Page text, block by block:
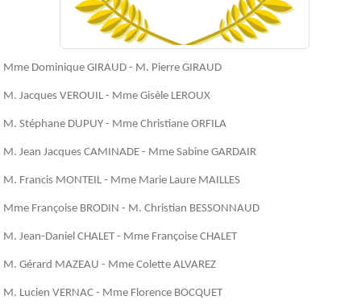
Mme Dominique GIRAUD - M. Pierre GIRAUD
M. Jacques VEROUIL - Mme Gisèle LEROUX
M. Stéphane DUPUY - Mme Christiane ORFILA
M. Jean Jacques CAMINADE - Mme Sabine GARDAIR
M. Francis MONTEIL - Mme Marie Laure MAILLES
Mme Françoise BRODIN - M. Christian BESSONNAUD
M. Jean-Daniel CHALET - Mme Françoise CHALET
M. Gérard MAZEAU - Mme Colette ALVAREZ
M. Lucien VERNAC - Mme Florence BOCQUET